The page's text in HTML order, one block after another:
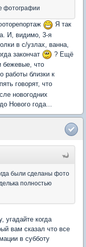
фотографии
Я так
И, видимо, 3-я
в с/узлах, ванна,
закончат
? Ещё
бежевые, что
работы близки к
говорят, что
новогодних
Нового года...
были сделаны фото
полностью
угадайте когда
вам сказал что все
в субботу